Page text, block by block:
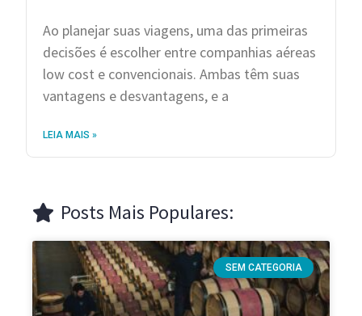
Ao planejar suas viagens, uma das primeiras
decisões é escolher entre companhias aéreas
low cost e convencionais. Ambas têm suas
vantagens e desvantagens, e a
LEIA MAIS »
Posts Mais Populares:
SEM CATEGORIA